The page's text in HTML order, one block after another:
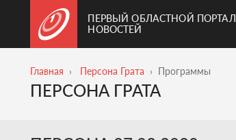
ПЕРВЫЙ ОБЛАСТНОЙ ПОРТАЛ
НОВОСТЕЙ
Главная Персона Грата Программы
ПЕРСОНА ГРАТА